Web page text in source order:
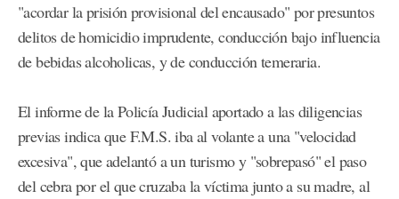
"acordar la prisión provisional del encausado" por presuntos
delitos de homicidio imprudente, conducción bajo influencia
de bebidas alcoholicas, y de conducción temeraria.
El informe de la Policía Judicial aportado a las diligencias
previas indica que F.M.S. iba al volante a una "velocidad
excesiva", que adelantó a un turismo y "sobrepasó" el paso
del cebra por el que cruzaba la víctima junto a su madre, al